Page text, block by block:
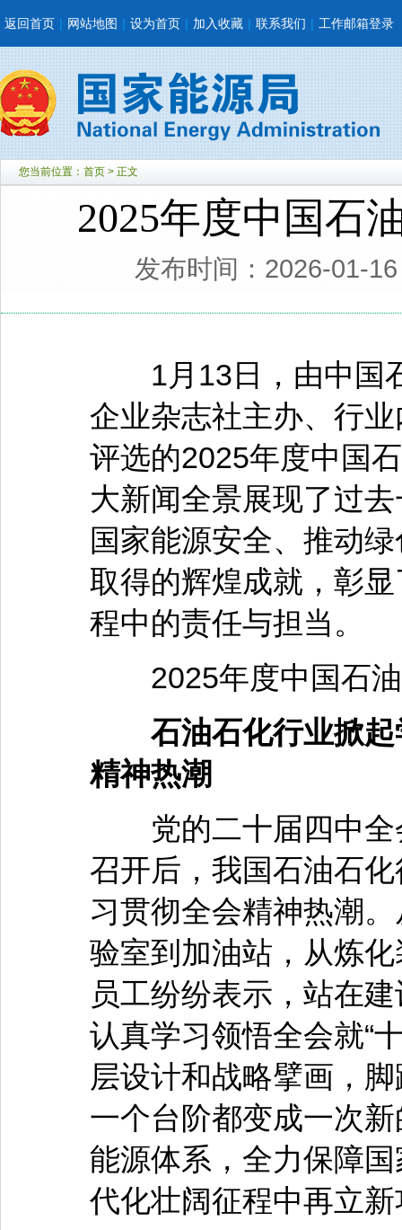
返回首页 | 网站地图 | 设为首页 | 加入收藏 | 联系我们 | 工作邮箱登录
您当前位置： 首页 > 正文
2025年度中国石
发布时间：2026-01-
1月13日，由中国
企业杂志社主办、行
评选的2025年度中国
大新闻全景展现了过
国家能源安全、推动
取得的辉煌成就，彰
程中的责任与担当。
2025年度中国石油
石油石化行业掀起
精神热潮
党的二十届四中全
召开后，我国石油石
习贯彻全会精神热潮
验室到加油站，从炼
员工纷纷表示，站在
认真学习领悟全会就“
层设计和战略擘画，
一个台阶都变成一次
能源体系，全力保障
代化壮阔征程中再立